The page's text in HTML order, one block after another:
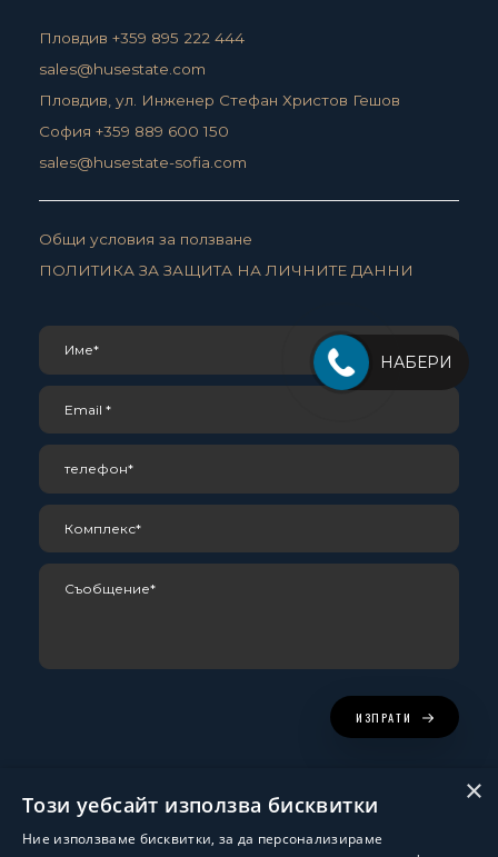
Пловдив +359 895 222 444
sales@husestate.com
Пловдив, ул. Инженер Стефан Христов Гешов
София +359 889 600 150
sales@husestate-sofia.com
Общи условия за ползване
ПОЛИТИКА ЗА ЗАЩИТА НА ЛИЧНИТЕ ДАННИ
ИЗПРАТИ
НАБЕРИ
×
Този уебсайт използва бисквитки
Ние използваме бисквитки, за да персонализираме